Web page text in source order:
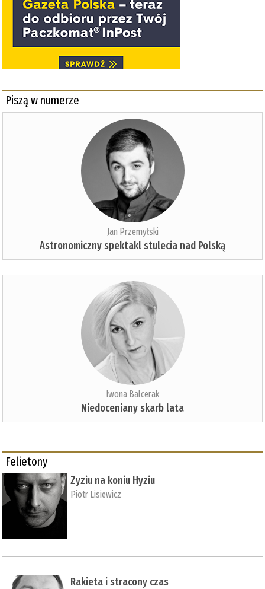
Piszą w numerze
Jan Przemyłski
Astronomiczny spektakl stulecia nad Polską
Iwona Balcerak
Niedoceniany skarb lata
Felietony
Zyziu na koniu Hyziu
Piotr Lisiewicz
Rakieta i stracony czas